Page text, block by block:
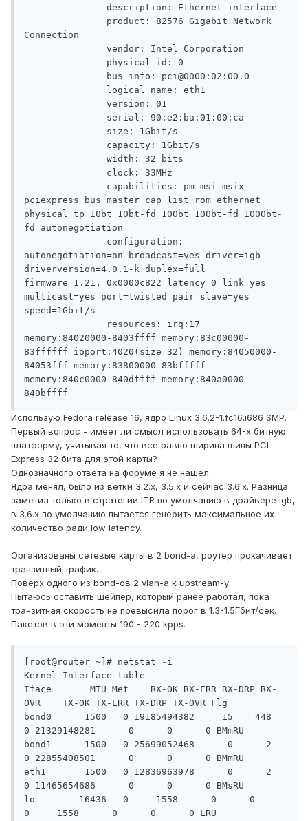
Connection
pciexpress bus_master cap_list rom ethernet
physical tp 10bt 10bt-fd 100bt 100bt-fd 1000bt-
fd autonegotiation
autonegotiation=on broadcast=yes driver=igb
driverversion=4.0.1-k duplex=full
firmware=1.21, 0x0000c822 latency=0 link=yes
multicast=yes port=twisted pair slave=yes
speed=1Gbit/s
memory:84020000-8403ffff memory:83c00000-
83ffffff ioport:4020(size=32) memory:84050000-
84053fff memory:83800000-83bfffff
memory:840c0000-840dffff memory:840a0000-
Использую Fedora release 16, ядро Linux 3.6.2-1.fc16.i686 SMP.
Первый вопрос - имеет ли смысл использовать 64-х битную
платформу, учитывая то, что все равно ширина шины PCI
Express 32 бита для этой карты?
Однозначного ответа на форуме я не нашел.
Ядра менял, было из ветки 3.2.x, 3.5.x и сейчас 3.6.x. Разница
заметил только в стратегии ITR по умолчанию в драйвере igb,
в 3.6.x по умолчанию пытается генерить максимальное их
количество ради low latency.
Организованы сетевые карты в 2 bond-а, роутер прокачивает
транзитный трафик.
Поверх одного из bond-ов 2 vlan-а к upstream-у.
Пытаюсь оставить шейпер, который ранее работал, пока
транзитная скорость не превысила порог в 1.3-1.5Гбит/сек.
Пакетов в эти моменты 190 - 220 kpps.
[root@router ~]# netstat -i
Kernel Interface table
Iface       MTU Met    RX-OK RX-ERR RX-DRP RX-
OVR    TX-OK TX-ERR TX-DRP TX-OVR Flg
bond0      1500   0 19185494382     15    448
0 21329148281      0      0      0 BMmRU
bond1      1500   0 25699052468      0      2
0 22855408501      0      0      0 BMmRU
eth1       1500   0 12836963978      0      2
0 11465654686      0      0      0 BMsRU
lo        16436   0     1558      0      0
0     1558      0      0      0 LRU